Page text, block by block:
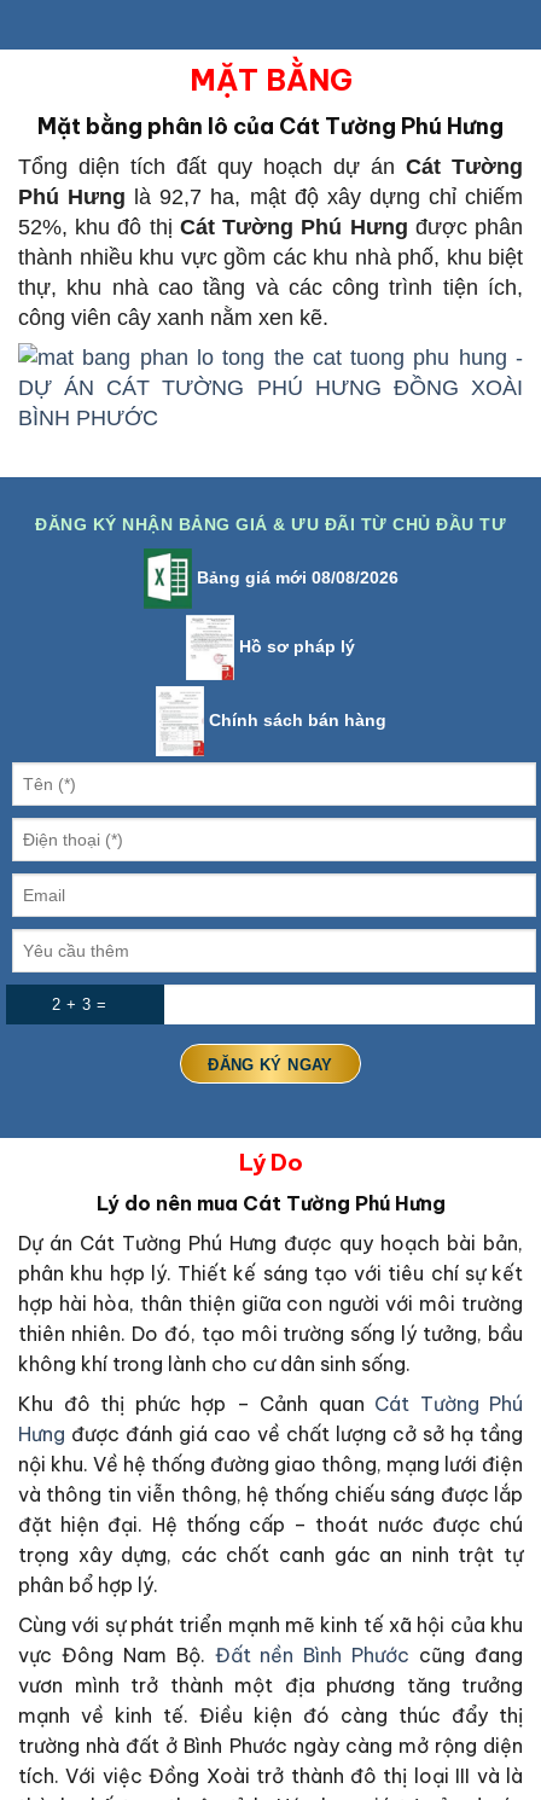
MẶT BẰNG
Mặt bằng phân lô của Cát Tường Phú Hưng
Tổng diện tích đất quy hoạch dự án Cát Tường
Phú Hưng là 92,7 ha, mật độ xây dựng chỉ chiếm
52%, khu đô thị Cát Tường Phú Hưng được phân
thành nhiều khu vực gồm các khu nhà phố, khu biệt
thự, khu nhà cao tầng và các công trình tiện ích,
công viên cây xanh nằm xen kẽ.
ĐĂNG KÝ NHẬN BẢNG GIÁ & ƯU ĐÃI TỪ CHỦ ĐẦU TƯ
Bảng giá mới 08/08/2026
Hồ sơ pháp lý
Chính sách bán hàng
2 + 3 =
Lý Do
Lý do nên mua Cát Tường Phú Hưng
Dự án Cát Tường Phú Hưng được quy hoạch bài bản,
phân khu hợp lý. Thiết kế sáng tạo với tiêu chí sự kết
hợp hài hòa, thân thiện giữa con người với môi trường
thiên nhiên. Do đó, tạo môi trường sống lý tưởng, bầu
không khí trong lành cho cư dân sinh sống.
Khu đô thị phức hợp – Cảnh quan Cát Tường Phú
Hưng được đánh giá cao về chất lượng cở sở hạ tầng
nội khu. Về hệ thống đường giao thông, mạng lưới điện
và thông tin viễn thông, hệ thống chiếu sáng được lắp
đặt hiện đại. Hệ thống cấp – thoát nước được chú
trọng xây dựng, các chốt canh gác an ninh trật tự
phân bổ hợp lý.
Cùng với sự phát triển mạnh mẽ kinh tế xã hội của khu
vực Đông Nam Bộ. Đất nền Bình Phước cũng đang
vươn mình trở thành một địa phương tăng trưởng
mạnh về kinh tế. Điều kiện đó càng thúc đẩy thị
trường nhà đất ở Bình Phước ngày càng mở rộng diện
tích. Với việc Đồng Xoài trở thành đô thị loại III và là